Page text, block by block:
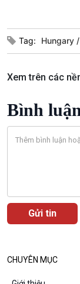
Văn hoá & Du
Chát với người
Podcast
Tag: Hungary
Xem trên các
Bình
CHUYÊN MỤC